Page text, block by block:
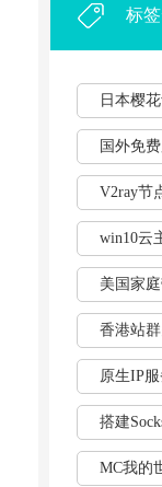
标
日本樱
国外免
V2ray节
win10云
美国家
香港站
原生IP
搭建
MC我的